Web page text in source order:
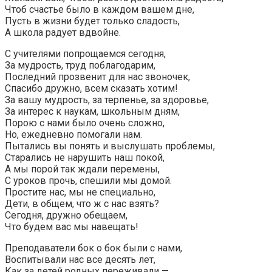
Чтоб счастье было в каждом вашем дне,
Пусть в жизни будет только сладость,
А школа радует вдвойне.
С учителями попрощаемся сегодня,
За мудрость, труд поблагодарим,
Последний прозвенит для нас звоночек,
Спасибо дружно, всем сказать хотим!
За вашу мудрость, за терпенье, за здоровье,
За интерес к наукам, школьным дням,
Порою с нами было очень сложно,
Но, ежедневно помогали нам.
Пытались вы понять и выслушать проблемы,
Старались не нарушить наш покой,
А мы порой так ждали перемены,
С уроков прочь, спешили мы домой.
Простите нас, мы не специально,
Дети, в общем, что ж с нас взять?
Сегодня, дружно обещаем,
Что будем вас мы навещать!
Преподаватели бок о бок были с нами,
Воспитывали нас все десять лет,